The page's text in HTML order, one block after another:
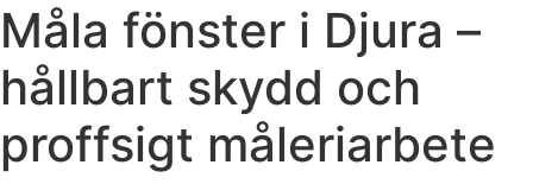
Måla fönster i Djura –
hållbart skydd och
proffsigt måleriarbete